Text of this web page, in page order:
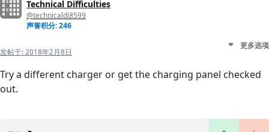
Technical Difficulties
@technicaldi8599
声誉积分: 246
发帖于:2018年2月8日
更多选项
Try a different charger or get the charging panel checked
out.